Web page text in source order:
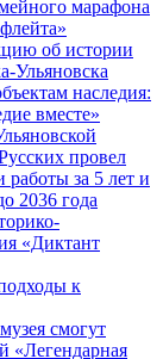
марафона
об истории
Ульяновска
наследия:
вместе»
провел
работы за 5 лет и
2036 года
«Диктант
к
смогут
«Легендарная